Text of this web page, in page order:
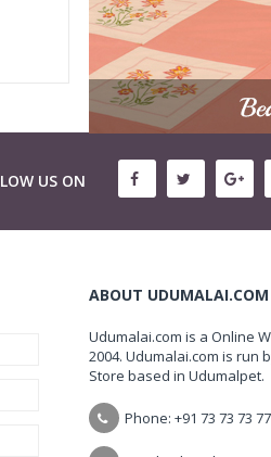
US ON
ABOUT UDUMALAI.COM
Udumalai.com is a Online
2004. Udumalai.com is run
Store based in Udumalpet.
Phone: +91 73 73 73